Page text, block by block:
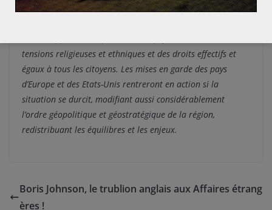
de la Turquie, entre libéralisation économique et rigorisme
tensions religieuses et ethniques et des droits effectifs et
égaux à tous les citoyens. Les mises en garde des pays
d’Europe et des Etats-Unis rentreront en action si la
situation se durcit, modifiant aussi considérablement
l’ordre géopolitique et géostratégique de la région,
redistribuant les équilibres et les enjeux.
Boris Johnson, le trublion anglais aux Affaires étrang
ères !